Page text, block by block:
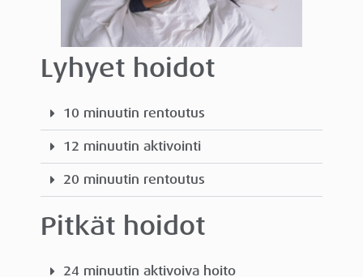
Lyhyet hoidot
10 minuutin rentoutus
12 minuutin aktivointi
20 minuutin rentoutus
Pitkät hoidot
24 minuutin aktivoiva hoito